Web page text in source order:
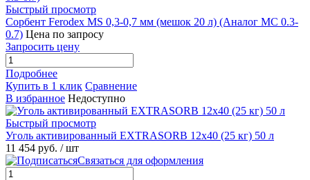
Быстрый просмотр
Сорбент Ferodex MS 0,3-0,7 мм (мешок 20 л) (Аналог МС 0.3-
0.7) Цена по запросу
Запросить цену
Подробнее
Купить в 1 клик Сравнение
В избранное Недоступно
Быстрый просмотр
Уголь активированный EXTRASORB 12х40 (25 кг) 50 л
11 454 руб. / шт
Связаться для оформления